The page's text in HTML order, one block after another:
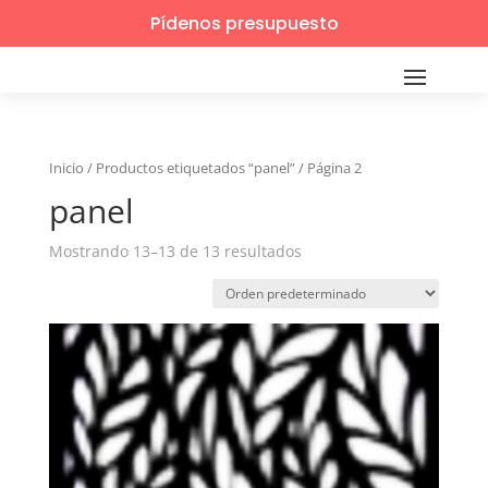
Pídenos presupuesto
Inicio / Productos etiquetados “panel”/ Página 2
panel
Mostrando 13–13 de 13 resultados